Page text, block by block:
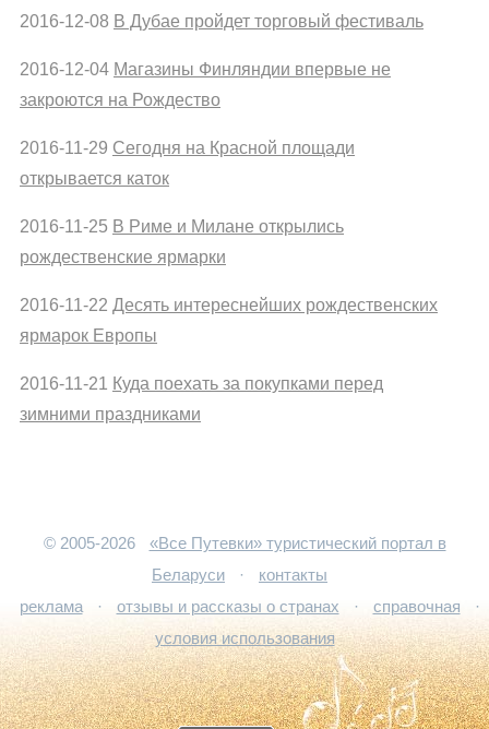
2016-12-08 В Дубае пройдет торговый фестиваль
2016-12-04 Магазины Финляндии впервые не
закроются на Рождество
2016-11-29 Сегодня на Красной площади
открывается каток
2016-11-25 В Риме и Милане открылись
рождественские ярмарки
2016-11-22 Десять интереснейших рождественских
ярмарок Европы
2016-11-21 Куда поехать за покупками перед
зимними праздниками
© 2005-2026
«Все Путевки» туристический портал в
Беларуси
·
контакты
реклама
· отзывы и рассказы о странах · справочная
·
условия использования